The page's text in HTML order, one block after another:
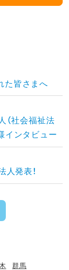
た皆さまへ
（社会福祉法
インタビュー
発表！
群馬